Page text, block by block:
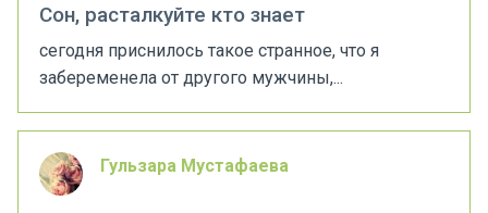
Сон, расталкуйте кто знает
сегодня приснилось такое странное, что я
забеременела от другого мужчины,...
Гульзара Мустафаева